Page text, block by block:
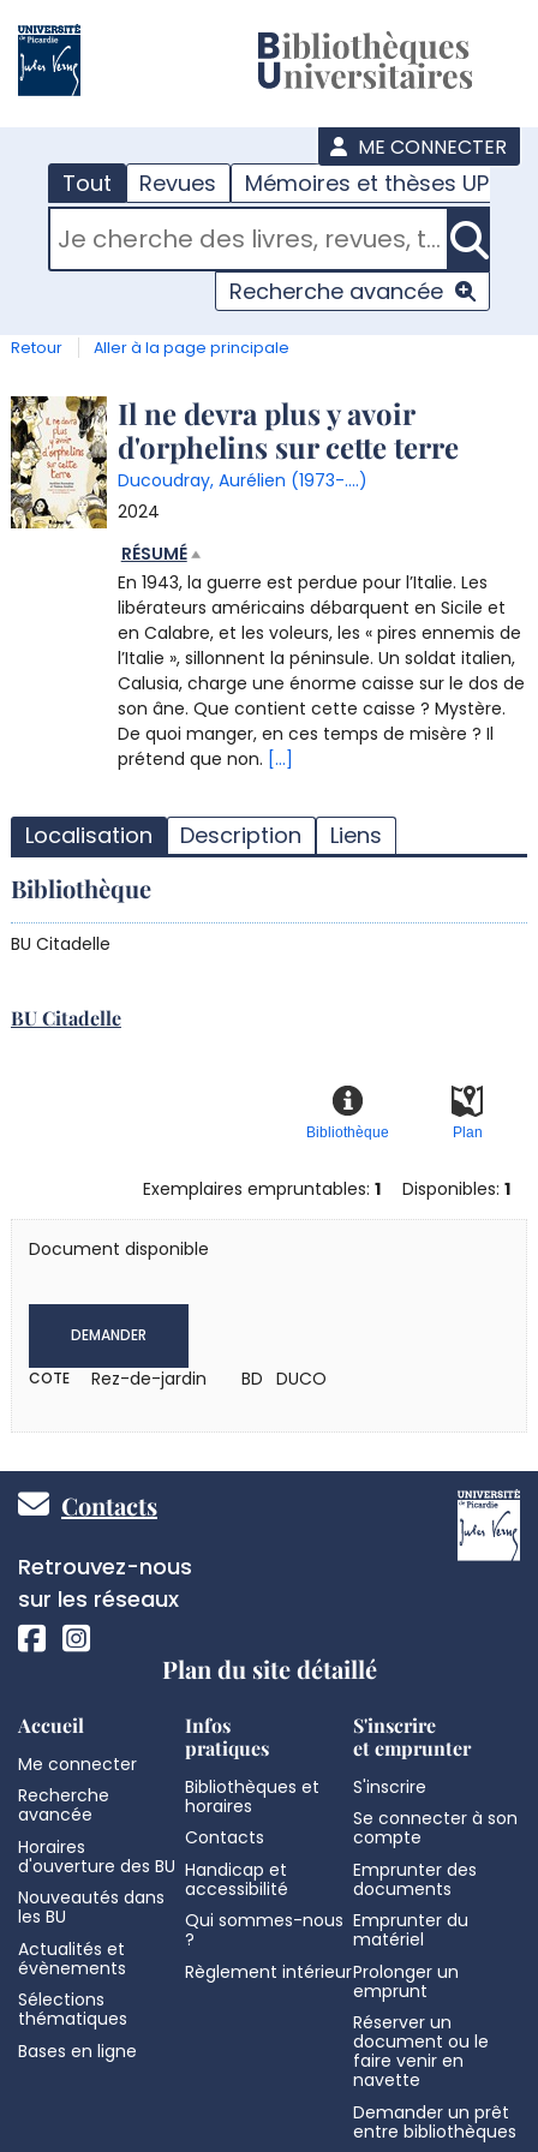
ME CONNECTER
Tout Revues Mémoires et thèses UPJV
RECHERCHER DANS "TOUT"
Recherche avancée
Retour Aller à la page principale
Détail
document
Il ne devra plus y avoir
d'orphelins sur cette terre
Ducoudray, Aurélien (1973-....)
2024
RÉSUMÉ
En 1943, la guerre est perdue pour l’Italie. Les
libérateurs américains débarquent en Sicile et
en Calabre, et les voleurs, les « pires ennemis de
l’Italie », sillonnent la péninsule. Un soldat italien,
Calusia, charge une énorme caisse sur le dos de
son âne. Que contient cette caisse ? Mystère.
De quoi manger, en ces temps de misère ? Il
prétend que non. [...]
Localisation Description Liens
Bibliothèque
BU Citadelle
BU Citadelle
Plan
Bibliothèque
Exemplaires empruntables:1 Disponibles:1
Document disponible
DEMANDER
COTE Rez-de-jardin BD DUCO
Pied
de
page
Contacts
Réseaux
sociaux
Retrouvez-nous
sur les réseaux
Plan du site détaillé
Accueil
Me connecter
Recherche
avancée
Horaires
d'ouverture des BU
Nouveautés dans
les BU
Actualités et
évènements
Sélections
thématiques
Bases en ligne
Infos
pratiques
Bibliothèques et
horaires
Contacts
Handicap et
accessibilité
Qui sommes-nous
?
Règlement intérieur
S'inscrire
et emprunter
S'inscrire
Se connecter à son
compte
Emprunter des
documents
Emprunter du
matériel
Prolonger un
emprunt
Réserver un
document ou le
faire venir en
navette
Demander un prêt
entre bibliothèques